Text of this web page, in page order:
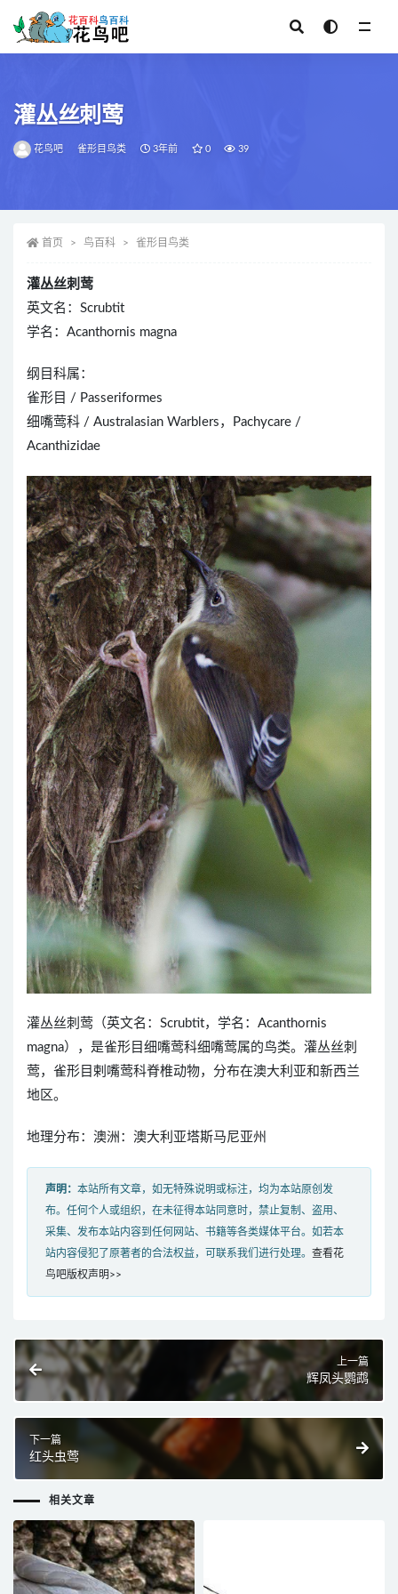
灌丛丝刺莺
花鸟吧 雀形目鸟类 3年前 0 39
首页 鸟百科 雀形目鸟类
灌丛丝刺莺
英文名：Scrubtit
学名：Acanthornis magna
纲目科属：
雀形目 / Passeriformes
细嘴莺科 / Australasian Warblers，Pachycare /
Acanthizidae
灌丛丝刺莺（英文名：Scrubtit，学名：Acanthornis
magna），是雀形目细嘴莺科细嘴莺属的鸟类。灌丛丝刺
莺，雀形目剌嘴莺科脊椎动物，分布在澳大利亚和新西兰
地区。
地理分布：澳洲：澳大利亚塔斯马尼亚州
声明： 本站所有文章，如无特殊说明或标注，均为本站原创发
布。任何个人或组织，在未征得本站同意时，禁止复制、盗用、
采集、发布本站内容到任何网站、书籍等各类媒体平台。如若本
站内容侵犯了原著者的合法权益，可联系我们进行处理。 查看花
鸟吧版权声明>>
上一篇
辉凤头鹦鹉
下一篇
红头虫莺
相关文章